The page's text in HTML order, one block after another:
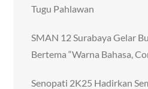
Tugu Pahlawan
SMAN 12 Surabaya Gelar
Bertema “Warna Bahasa,
Senopati 2K25 Hadirkan